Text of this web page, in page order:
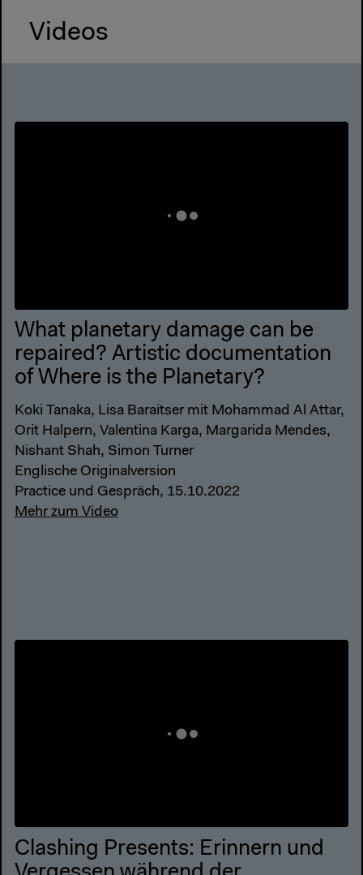
Videos
What planetary damage can be
repaired? Artistic documentation
of Where is the Planetary?
Koki Tanaka, Lisa Baraitser mit Mohammad Al Attar,
Orit Halpern, Valentina Karga, Margarida Mendes,
Nishant Shah, Simon Turner
Englische Originalversion
Practice und Gespräch, 15.10.2022
Mehr zum Video
Clashing Presents: Erinnern und